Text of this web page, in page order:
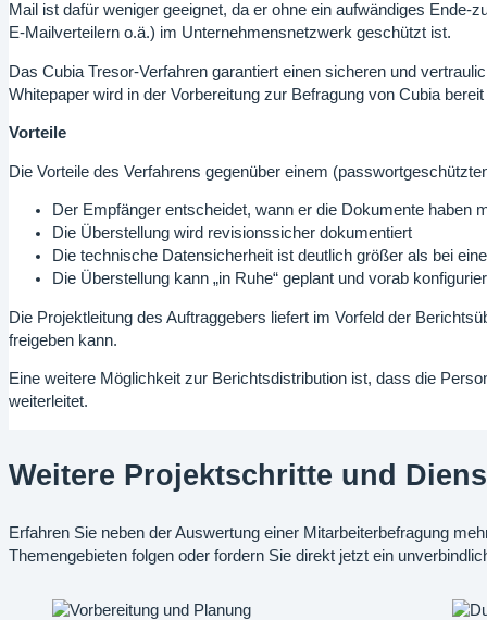
Mail ist dafür weniger geeignet, da er ohne ein aufwändiges
E-Mailverteilern o.ä.) im Unternehmensnetzwerk geschützt ist.
Das Cubia Tresor-Verfahren garantiert einen sicheren und
Whitepaper wird in der Vorbereitung zur Befragung von Cubia
Vorteile
Die Vorteile des Verfahrens gegenüber einem
Der Empfänger entscheidet, wann er die Dokumente haben
Die Überstellung wird revisionssicher dokumentiert
Die technische Datensicherheit ist deutlich größer als bei
Die Überstellung kann „in Ruhe“ geplant und vorab
Die Projektleitung des Auftraggebers liefert im Vorfeld der
freigeben kann.
Eine weitere Möglichkeit zur Berichtsdistribution ist, dass die
weiterleitet.
Weitere Projektschritte und
Erfahren Sie neben der Auswertung einer Mitarbeiterbefragung
Themengebieten folgen oder fordern Sie direkt jetzt ein